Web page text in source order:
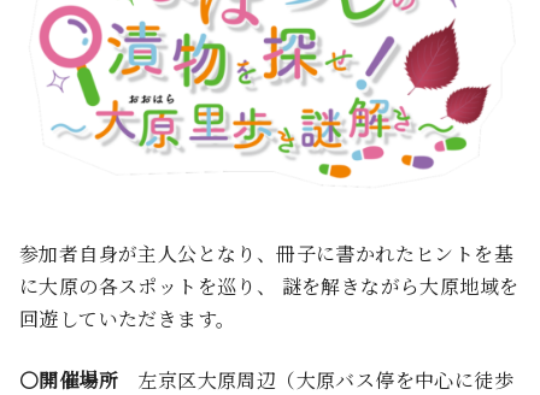
参加者自身が主人公となり、冊子に書かれたヒントを基
に大原の各スポットを巡り、 謎を解きながら大原地域を
回遊していただきます。
○開催場所 左京区大原周辺（大原バス停を中心に徒歩